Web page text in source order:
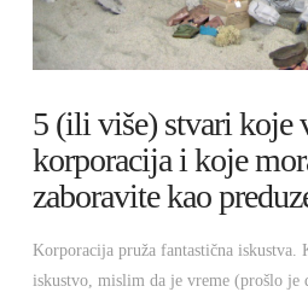
5 (ili više) stvari koje
korporacija i koje
zaboravite kao
Korporacija pruža fantastična iskustva.
iskustvo, mislim da je vreme (prošlo je